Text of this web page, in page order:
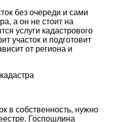
без очереди и сами
а он не стоит на
услуги кадастрового
участок и подготовит
от региона и
в собственность, нужно
Госпошлина